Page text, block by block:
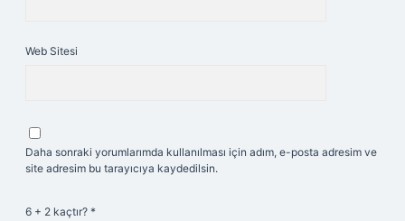
Web Sitesi
Daha sonraki yorumlarımda kullanılması için adım, e-posta adresim ve
site adresim bu tarayıcıya kaydedilsin.
6 + 2 kaçtır? *